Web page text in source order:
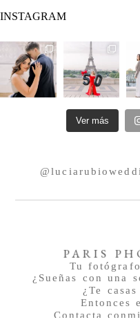
INSTAGRAM
Ver más
Tu
¿Sueñas con una
¿Te
Entonces
Contacta
PARIS